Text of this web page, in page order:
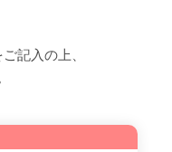
記入の上、